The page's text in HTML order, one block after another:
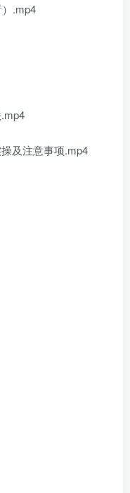
.mp4
及注意事项.mp4